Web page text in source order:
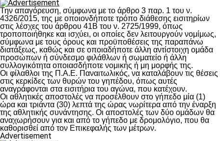
Την απαγόρευση, σύμφωνα με το άρθρο 3 παρ. 1 του ν.
4326/2015, της με οποιονδήποτε τρόπο διάθεσης εισιτηρίων
στις λέσχες του άρθρου 41Β του ν. 2725/1999, όπως
τροποποιήθηκε και ισχύει, οι οποίες δεν λειτουργούν νομίμως,
σύμφωνα με τους όρους και προϋποθέσεις της παραπάνω
διατάξεως, καθώς και σε οποιαδήποτε άλλη αντίστοιχη ομάδα
προσώπων ή σύνδεσμο φιλάθλων ή σωματείο ή άλλη
συλλογικότητα οποιασδήποτε νομικής ή μη μορφής της.
Οι φίλαθλοι της Π.Α.Ε. Παναιτωλικός, να καταλάβουν τις θέσεις
στις κερκίδες των θυρών του γηπέδου, όπως αυτές
αναγράφονται στα εισιτήρια του αγώνα, που κατέχουν.
Οι αθλητικές αποστολές να προσέλθουν στο γήπεδο μία (1)
ώρα και τριάντα (30) λεπτά της ώρας νωρίτερα από την έναρξη
της αθλητικής συνάντησης. Οι αποστολές των δύο ομάδων θα
αναχωρήσουν για και από το γήπεδο με δρομολόγιο, που θα
καθορισθεί από τον Επικεφαλής των μέτρων.
Advertisement